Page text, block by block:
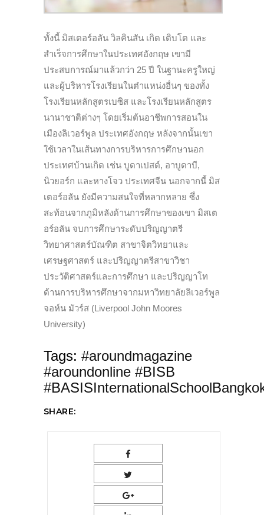
ทั้งนี้ มิสเตอร์อลัน วิลคินสัน เกิด เติบโต และ
สำเร็จการศึกษาในประเทศอังกฤษ เขามี
ประสบการณ์มาแล้วกว่า 25 ปี ในฐานะครูใหญ่
และผู้บริหารโรงเรียนในตำแหน่งอื่นๆ ของทั้ง
โรงเรียนหลักสูตรเบซิส และโรงเรียนหลักสูตร
นานาชาติต่างๆ โดยเริ่มต้นอาชีพการสอนใน
เมืองลิเวอร์พูล ประเทศอังกฤษ หลังจากนั้นเขา
ใช้เวลาในเส้นทางการบริหารการศึกษานอก
ประเทศบ้านเกิด เช่น บูดาเปสต์, อาบูดาบี,
นิวยอร์ก และหางโจว ประเทศจีน นอกจากนี้ มิส
เตอร์อลัน ยังมีความสนใจที่หลากหลาย ซึ่ง
สะท้อนจากภูมิหลังด้านการศึกษาของเขา มิสเต
อร์อลัน จบการศึกษาระดับปริญญาตรี
วิทยาศาสตร์บัณฑิต สาขาจิตวิทยาและ
เศรษฐศาสตร์ และปริญญาตรีสาขาวิชา
ประวัติศาสตร์และการศึกษา และปริญญาโท
ด้านการบริหารศึกษาจากมหาวิทยาลัยลิเวอร์พูล
จอห์น มัวร์ส (Liverpool John Moores
University)
Tags: #aroundmagazine
#aroundonline #BISB
SHARE: